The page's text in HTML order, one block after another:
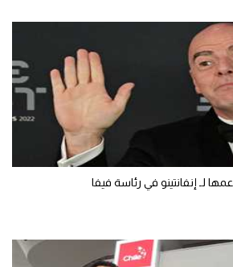
لـ إنفانتينو في رئاسة فيفا